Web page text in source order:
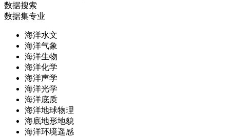
数据搜索
数据集专业
海洋水文
海洋气象
海洋生物
海洋化学
海洋声学
海洋光学
海洋底质
海洋地球物理
海底地形地貌
海洋环境遥感